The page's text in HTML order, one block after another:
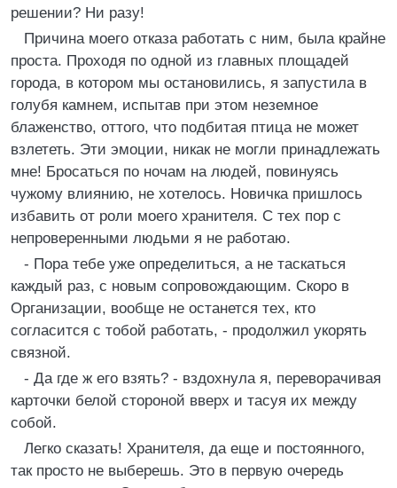
решении? Ни разу!
Причина моего отказа работать с ним, была крайне
проста. Проходя по одной из главных площадей
города, в котором мы остановились, я запустила в
голубя камнем, испытав при этом неземное
блаженство, оттого, что подбитая птица не может
взлететь. Эти эмоции, никак не могли принадлежать
мне! Бросаться по ночам на людей, повинуясь
чужому влиянию, не хотелось. Новичка пришлось
избавить от роли моего хранителя. С тех пор с
непроверенными людьми я не работаю.
- Пора тебе уже определиться, а не таскаться
каждый раз, с новым сопровождающим. Скоро в
Организации, вообще не останется тех, кто
согласится с тобой работать, - продолжил укорять
связной.
- Да где ж его взять? - вздохнула я, переворачивая
карточки белой стороной вверх и тасуя их между
собой.
Легко сказать! Хранителя, да еще и постоянного,
так просто не выберешь. Это в первую очередь